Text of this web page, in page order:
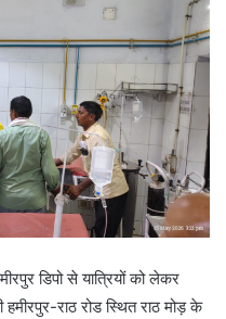
डिपो से यात्रियों को लेकर
राठ रोड स्थित राठ मोड़ के